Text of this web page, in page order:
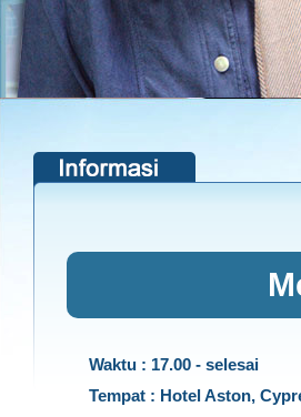
Waktu : 17.00 - selesai
Tempat : Hotel Aston,